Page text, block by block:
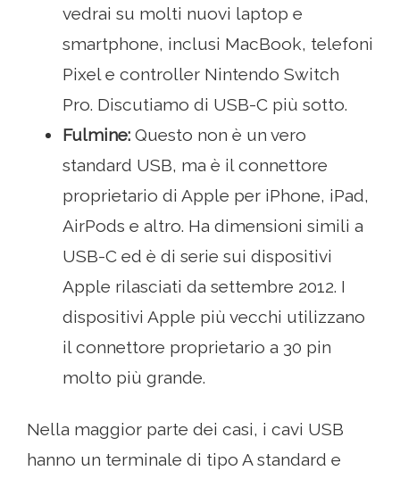
vedrai su molti nuovi laptop e
smartphone, inclusi MacBook, telefoni
Pixel e controller Nintendo Switch
Pro. Discutiamo di USB-C più sotto.
Fulmine: Questo non è un vero
standard USB, ma è il connettore
proprietario di Apple per iPhone, iPad,
AirPods e altro. Ha dimensioni simili a
USB-C ed è di serie sui dispositivi
Apple rilasciati da settembre 2012. I
dispositivi Apple più vecchi utilizzano
il connettore proprietario a 30 pin
molto più grande.
Nella maggior parte dei casi, i cavi USB
hanno un terminale di tipo A standard e